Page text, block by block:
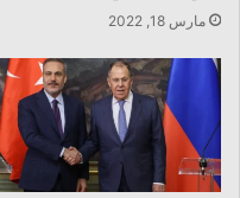
مارس 18, 2022